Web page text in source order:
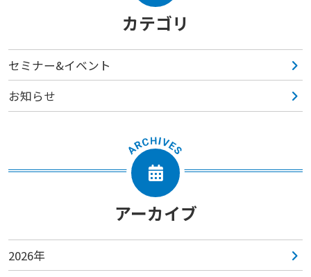
カテゴリ
セミナー&イベント
お知らせ
アーカイブ
2026年